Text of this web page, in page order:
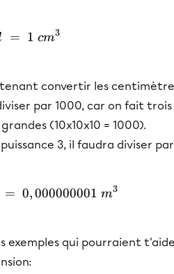
1\ ml\ =\ 1\ cm^3
= 1 cm3
convertir les
par 1000, car on fait trois
(10x10x10 = 1000).
3, il faudra diviser par
1\ cm^3\div 1000^3 =\
= 0,000000001 m3
exemples qui pourraient